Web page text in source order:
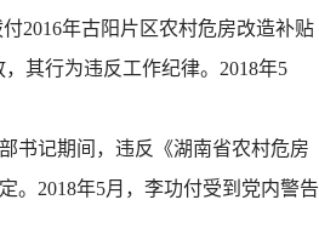
2016年古阳片区农村危房改造补贴
其行为违反工作纪律。2018年5
书记期间，违反《湖南省农村危房
。2018年5月，李功付受到党内警告